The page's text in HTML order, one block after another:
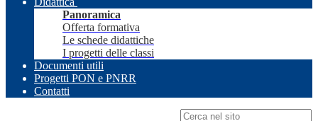
Panoramica
Offerta formativa
Le schede didattiche
I progetti delle classi
Documenti utili
Progetti PON e PNRR
Contatti